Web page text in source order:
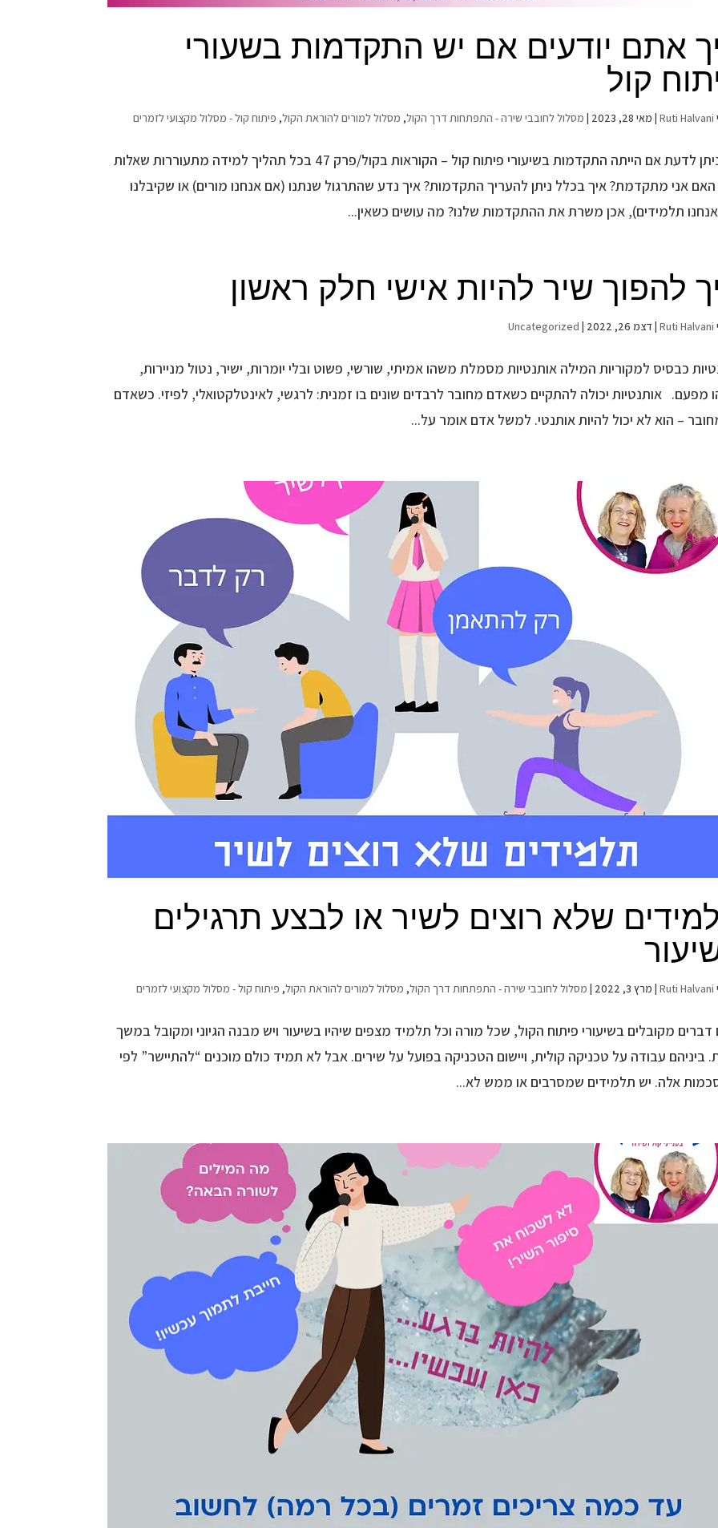
אתם יודעים אם יש התקדמות בשעורי
קול
Ruti Halvani
| מאי 28, 2023 | מסלול לחובבי שירה - התפתחות דרך הקול, מסלול למורים להוראת הקול, פיתוח קול - מסלול מקצועי לזמרים
איך ניתן לדעת אם הייתה התקדמות בשיעורי פיתוח קול – הקוראות בקול/פרק 47 בכל תהליך למידה מתעוררות שאלות
האם אני מתקדמת? איך בכלל ניתן להעריך התקדמות? איך נדע שהתרגול שנתנו (אם אנחנו מורים) או שקיבלנו
תלמידים), אכן משרת את ההתקדמות שלנו? מה עושים כשאין...
להפוך שיר להיות אישי חלק ראשון
Ruti Halvani
| דצמ 26, 2022 |
Uncategorized
כבסיס למקוריות המילה אותנטיות מסמלת משהו אמיתי, שורשי, פשוט ובלי יומרות, ישיר, נטול מניירות,
מפעם. אותנטיות יכולה להתקיים כשאדם מחובר לרבדים שונים בו זמנית: לרגשי, לאינטלקטואלי, לפיזי. כשאדם
– הוא לא יכול להיות אותנטי. למשל אדם אומר על...
שלא רוצים לשיר או לבצע תרגילים
Ruti Halvani
| מרץ 3, 2022 | מסלול לחובבי שירה - התפתחות דרך הקול, מסלול למורים להוראת הקול, פיתוח קול - מסלול מקצועי לזמרים
דברים מקובלים בשיעורי פיתוח הקול, שכל מורה וכל תלמיד מצפים שיהיו בשיעור ויש מבנה הגיוני ומקובל במשך
ביניהם עבודה על טכניקה קולית, ויישום הטכניקה בפועל על שירים. אבל לא תמיד כולם מוכנים “להתיישר” לפי
אלה. יש תלמידים שמסרבים או ממש לא...